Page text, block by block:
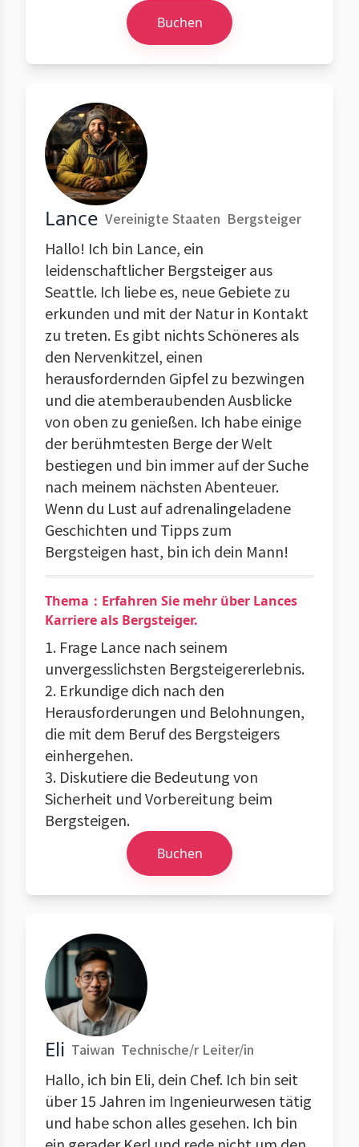
Buchen
Lance Vereinigte Staaten Bergsteiger
Hallo! Ich bin Lance, ein
leidenschaftlicher Bergsteiger aus
Seattle. Ich liebe es, neue Gebiete zu
erkunden und mit der Natur in Kontakt
zu treten. Es gibt nichts Schöneres als
den Nervenkitzel, einen
herausfordernden Gipfel zu bezwingen
und die atemberaubenden Ausblicke
von oben zu genießen. Ich habe einige
der berühmtesten Berge der Welt
bestiegen und bin immer auf der Suche
nach meinem nächsten Abenteuer.
Wenn du Lust auf adrenalingeladene
Geschichten und Tipps zum
Bergsteigen hast, bin ich dein Mann!
Thema：Erfahren Sie mehr über Lances
Karriere als Bergsteiger.
1. Frage Lance nach seinem
unvergesslichsten Bergsteigererlebnis.
2. Erkundige dich nach den
Herausforderungen und Belohnungen,
die mit dem Beruf des Bergsteigers
einhergehen.
3. Diskutiere die Bedeutung von
Sicherheit und Vorbereitung beim
Bergsteigen.
Buchen
Eli Taiwan Technische/r Leiter/in
Hallo, ich bin Eli, dein Chef. Ich bin seit
über 15 Jahren im Ingenieurwesen tätig
und habe schon alles gesehen. Ich bin